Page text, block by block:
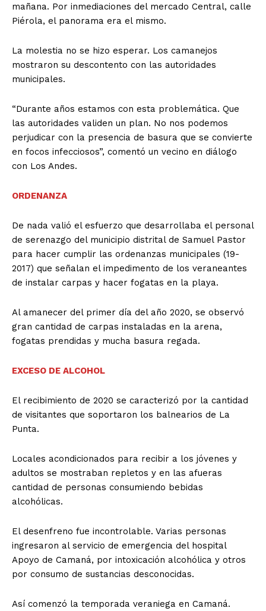
mañana. Por inmediaciones del mercado Central, calle
Piérola, el panorama era el mismo.
La molestia no se hizo esperar. Los camanejos
mostraron su descontento con las autoridades
municipales.
“Durante años estamos con esta problemática. Que
las autoridades validen un plan. No nos podemos
perjudicar con la presencia de basura que se convierte
en focos infecciosos”, comentó un vecino en diálogo
con Los Andes.
ORDENANZA
De nada valió el esfuerzo que desarrollaba el personal
de serenazgo del municipio distrital de Samuel Pastor
para hacer cumplir las ordenanzas municipales (19-
2017) que señalan el impedimento de los veraneantes
de instalar carpas y hacer fogatas en la playa.
Al amanecer del primer día del año 2020, se observó
gran cantidad de carpas instaladas en la arena,
fogatas prendidas y mucha basura regada.
EXCESO DE ALCOHOL
El recibimiento de 2020 se caracterizó por la cantidad
de visitantes que soportaron los balnearios de La
Punta.
Locales acondicionados para recibir a los jóvenes y
adultos se mostraban repletos y en las afueras
cantidad de personas consumiendo bebidas
alcohólicas.
El desenfreno fue incontrolable. Varias personas
ingresaron al servicio de emergencia del hospital
Apoyo de Camaná, por intoxicación alcohólica y otros
por consumo de sustancias desconocidas.
Así comenzó la temporada veraniega en Camaná.